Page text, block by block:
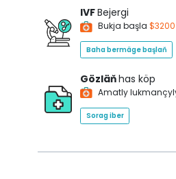
IVFBejergi
Bukja başla $3200
Baha bermäge başlaň
Gözläňhas köp
Amatly
Sorag iber